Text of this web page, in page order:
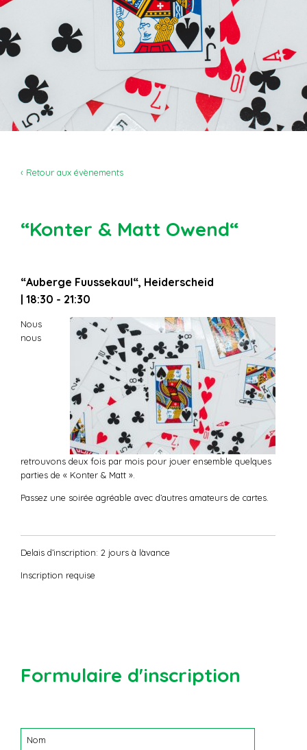
‹ Retour aux évènements
“Konter & Matt Owend“
“Auberge Fuussekaul“, Heiderscheid
| 18:30 - 21:30
Nous
nous
retrouvons deux fois par mois pour jouer ensemble quelques
parties de « Konter & Matt ».
Passez une soirée agréable avec d’autres amateurs de cartes.
Delais d’inscription: 2 jours à làvance
Inscription requise
Formulaire d'inscription